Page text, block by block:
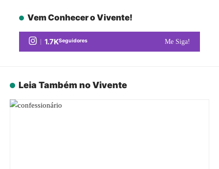
Vem Conhecer o Vivente!
1.7KSeguidores Me Siga!
Leia Também no Vivente